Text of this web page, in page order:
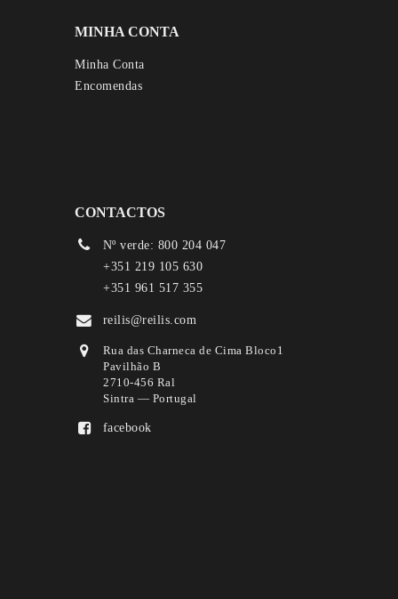
MINHA CONTA
Minha Conta
Encomendas
CONTACTOS
Nº verde: 800 204 047
+351 219 105 630
+351 961 517 355
reilis@reilis.com
Rua das Charneca de Cima Bloco1
Pavilhão B
2710-456 Ral
Sintra — Portugal
facebook